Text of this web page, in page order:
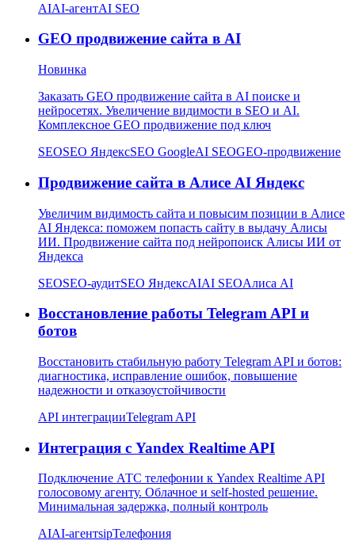
AIAI-агентAI SEO
GEO продвижение сайта в AI
Новинка
Заказать GEO продвижение сайта в AI поиске и
нейросетях. Увеличение видимости в SEO и AI.
Комплексное GEO продвижение под ключ
SEOSEO ЯндексSEO GoogleAI SEOGEO-продвижение
Продвижение сайта в Алисе AI Яндекс
Увеличим видимость сайта и повысим позиции в Алисе
AI Яндекса: поможем попасть сайту в выдачу Алисы
ИИ. Продвижение сайта под нейропоиск Алисы ИИ от
Яндекса
SEOSEO-аудитSEO ЯндексAIAI SEOАлиса AI
Восстановление работы Telegram API и
ботов
Восстановить стабильную работу Telegram API и ботов:
диагностика, исправление ошибок, повышение
надежности и отказоустойчивости
API интеграцииTelegram API
Интеграция с Yandex Realtime API
Подключение АТС телефонии к Yandex Realtime API
голосовому агенту. Облачное и self-hosted решение.
Минимальная задержка, полный контроль
AIAI-агентsipТелефония